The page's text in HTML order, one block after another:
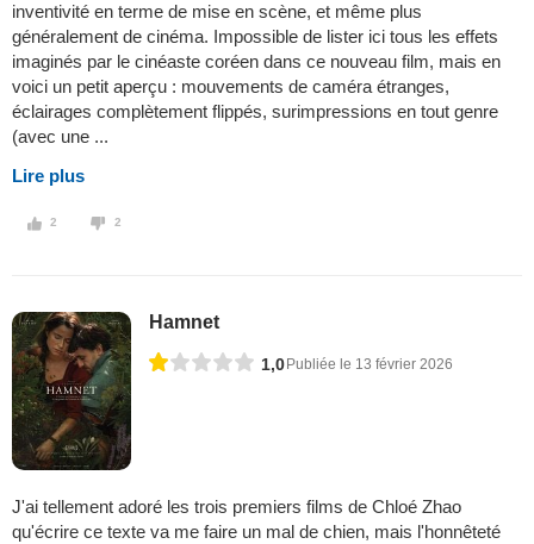
inventivité en terme de mise en scène, et même plus
généralement de cinéma. Impossible de lister ici tous les effets
imaginés par le cinéaste coréen dans ce nouveau film, mais en
voici un petit aperçu : mouvements de caméra étranges,
éclairages complètement flippés, surimpressions en tout genre
(avec une ...
Lire plus
2 2
Hamnet
1,0 Publiée le 13 février 2026
J'ai tellement adoré les trois premiers films de Chloé Zhao
qu'écrire ce texte va me faire un mal de chien, mais l'honnêteté